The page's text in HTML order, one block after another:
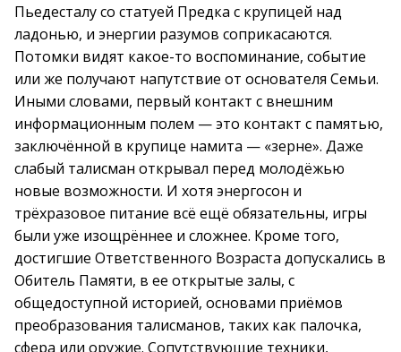
Пьедесталу со статуей Предка с крупицей над
ладонью, и энергии разумов соприкасаются.
Потомки видят какое-то воспоминание, событие
или же получают напутствие от основателя Семьи.
Иными словами, первый контакт с внешним
информационным полем — это контакт с памятью,
заключённой в крупице намита — «зерне». Даже
слабый талисман открывал перед молодёжью
новые возможности. И хотя энергосон и
трёхразовое питание всё ещё обязательны, игры
были уже изощрённее и сложнее. Кроме того,
достигшие Ответственного Возраста допускались в
Обитель Памяти, в ее открытые залы, с
общедоступной историей, основами приёмов
преобразования талисманов, таких как палочка,
сфера или оружие. Сопутствующие техники,